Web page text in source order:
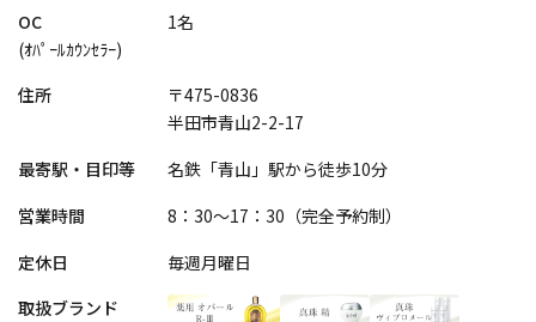
OC
(ｵﾊﾟｰﾙｶｳﾝｾﾗｰ)
1名
住所
〒475-0836
半田市青山2-2-17
最寄駅・目印等
名鉄「青山」駅から徒歩10分
営業時間
8：30～17：30（完全予約制）
定休日
毎週月曜日
取扱ブランド